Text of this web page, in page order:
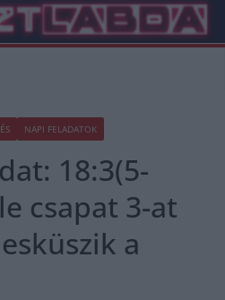
NAPI FELADATOK
18:3(5-
csapat 3-at
a